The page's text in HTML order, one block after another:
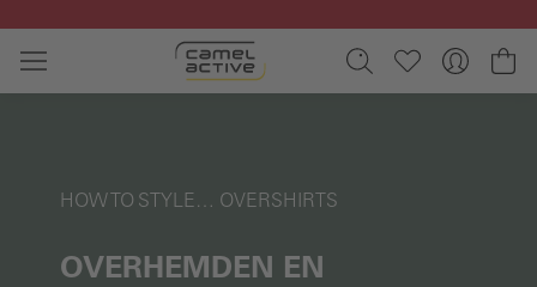
Ga naar de hoofdinhoud
HOW TO STYLE… OVERSHIRTS
OVERHEMDEN EN